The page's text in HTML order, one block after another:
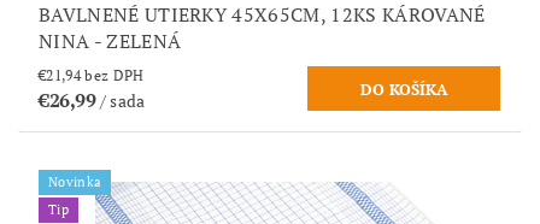
BAVLNENÉ UTIERKY 45X65CM, 12KS KÁROVANÉ
NINA - ZELENÁ
€21,94 bez DPH
€26,99/ sada
Novinka
Tip